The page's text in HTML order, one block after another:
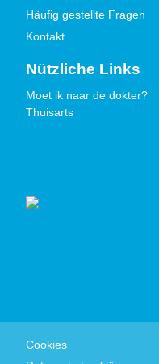
Häufig gestellte Fragen
Kontakt
Nützliche Links
Moet ik naar de dokter?
Thuisarts
Cookies